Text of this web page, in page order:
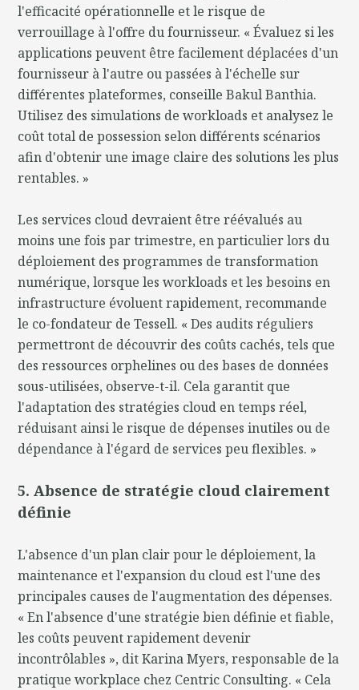
l'efficacité opérationnelle et le risque de
verrouillage à l'offre du fournisseur. « Évaluez si les
applications peuvent être facilement déplacées d'un
fournisseur à l'autre ou passées à l'échelle sur
différentes plateformes, conseille Bakul Banthia.
Utilisez des simulations de workloads et analysez le
coût total de possession selon différents scénarios
afin d'obtenir une image claire des solutions les plus
rentables. »
Les services cloud devraient être réévalués au
moins une fois par trimestre, en particulier lors du
déploiement des programmes de transformation
numérique, lorsque les workloads et les besoins en
infrastructure évoluent rapidement, recommande
le co-fondateur de Tessell. « Des audits réguliers
permettront de découvrir des coûts cachés, tels que
des ressources orphelines ou des bases de données
sous-utilisées, observe-t-il. Cela garantit que
l'adaptation des stratégies cloud en temps réel,
réduisant ainsi le risque de dépenses inutiles ou de
dépendance à l'égard de services peu flexibles. »
5. Absence de stratégie cloud clairement
définie
L'absence d'un plan clair pour le déploiement, la
maintenance et l'expansion du cloud est l'une des
principales causes de l'augmentation des dépenses.
« En l'absence d'une stratégie bien définie et fiable,
les coûts peuvent rapidement devenir
incontrôlables », dit Karina Myers, responsable de la
pratique workplace chez Centric Consulting. « Cela